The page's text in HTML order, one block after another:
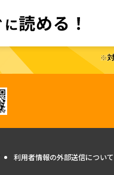
利用者情報の外部送信について